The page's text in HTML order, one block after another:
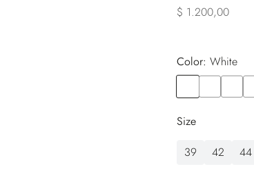
$ 1.200,00
Color:
white
Size
39
42 44